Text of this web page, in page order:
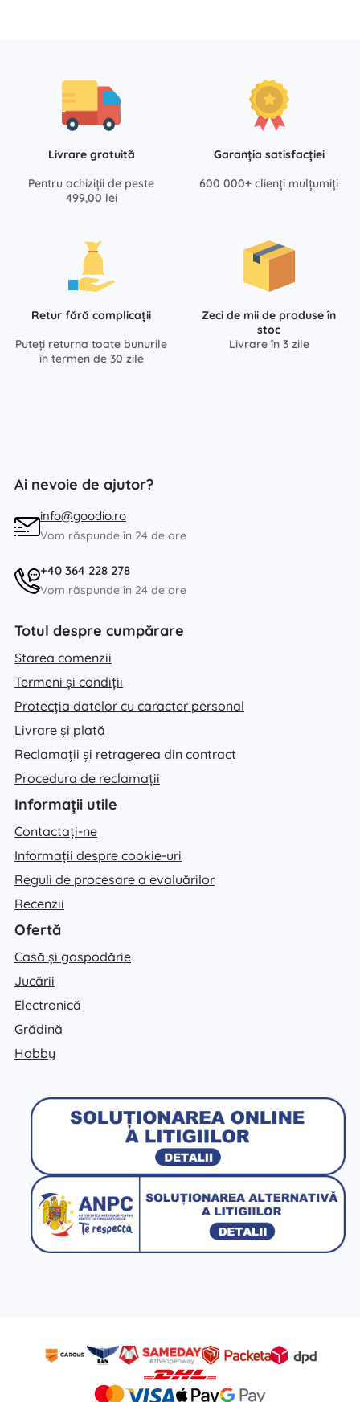
Livrare gratuită
Pentru achiziții de peste
499,00 lei
Garanția satisfacției
600 000+ clienți mulțumiți
Retur fără complicații
Puteți returna toate bunurile
în termen de 30 zile
Zeci de mii de produse în
stoc
Livrare în 3 zile
Ai nevoie de ajutor?
info@goodio.ro
Vom răspunde în 24 de ore
+40 364 228 278
Vom răspunde în 24 de ore
Totul despre cumpărare
Starea comenzii
Termeni și condiții
Protecția datelor cu caracter personal
Livrare și plată
Reclamații și retragerea din contract
Procedura de reclamații
Informații utile
Contactați-ne
Informații despre cookie-uri
Reguli de procesare a evaluărilor
Recenzii
Ofertă
Casă și gospodărie
Jucării
Electronică
Grădină
Hobby